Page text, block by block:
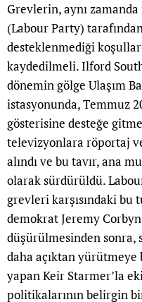
Grevlerin, aynı
(Labour Party)
desteklenmediği
kaydedilmeli. Ilford
dönemin gölge Ulaşım
istasyonunda, Temmuz
gösterisine desteğe
televizyonlara röportaj
alındı ve bu tavır, ana
olarak sürdürüldü.
grevleri karşısındaki bu
demokrat Jeremy
düşürülmesinden sonra,
daha açıktan
yapan Keir Starmer’la
politikalarının belirgin